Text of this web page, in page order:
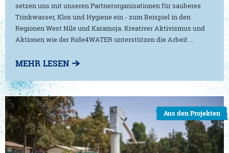
setzen uns mit unseren Partnerorganisationen für sauberes
Trinkwasser, Klos und Hygiene ein - zum Beispiel in den
Regionen West Nile und Karamoja. Kreativer Aktivismus und
Aktionen wie der Ride4WATER unterstützen die Arbeit …
MEHR LESEN
Aus den Projekten